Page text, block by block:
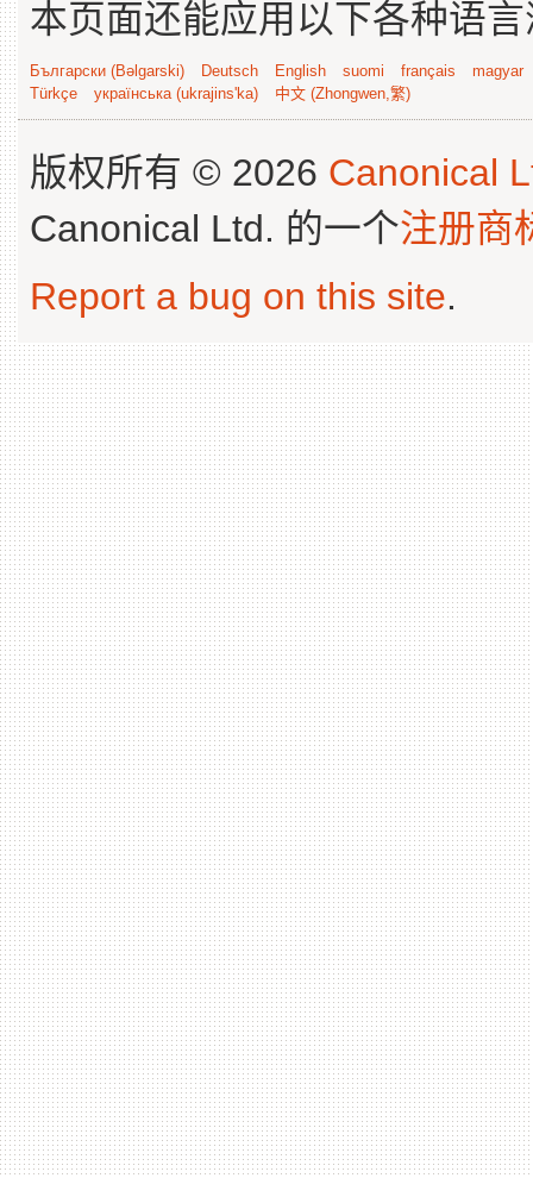
本页面还能应用以下各种语
Български (Bəlgarski) Deutsch English suomi français
magyar
Türkçe
українська (ukrajins'ka) 中文 (Zhongwen,繁)
版权所有 © 2026 Canonical
Canonical Ltd. 的一个注册商
Report a bug on this site.